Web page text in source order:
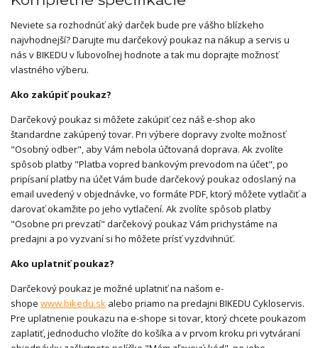
Neviete sa rozhodnúť aký darček bude pre vášho blízkeho
najvhodnejší? Darujte mu darčekový poukaz na nákup a servis u
nás v BIKEDU v ľubovoľnej hodnote a tak mu doprajte možnosť
vlastného výberu.
Ako zakúpiť poukaz?
Darčekový poukaz si môžete zakúpiť cez náš e-shop ako
štandardne zakúpený tovar. Pri výbere dopravy zvolte možnosť
"Osobný odber", aby Vám nebola účtovaná doprava. Ak zvolíte
spôsob platby "Platba vopred bankovým prevodom na účet", po
pripísaní platby na účet Vám bude darčekový poukaz odoslaný na
email uvedený v objednávke, vo formáte PDF, ktorý môžete vytlačiť a
darovať okamžite po jeho vytlačení. Ak zvolíte spôsob platby
"Osobne pri prevzatí" darčekový poukaz Vám prichystáme na
predajni a po vyzvaní si ho môžete prísť vyzdvihnúť.
Ako uplatniť poukaz?
Darčekový poukaz je možné uplatniť na našom e-
shope www.bikedu.sk alebo priamo na predajni BIKEDU Cykloservis.
Pre uplatnenie poukazu na e-shope si tovar, ktorý chcete poukazom
zaplatiť, jednoducho vložíte do košíka a v prvom kroku pri vytváraní